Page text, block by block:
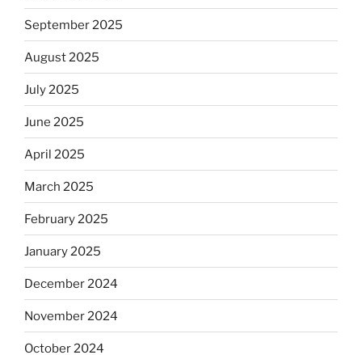
September 2025
August 2025
July 2025
June 2025
April 2025
March 2025
February 2025
January 2025
December 2024
November 2024
October 2024